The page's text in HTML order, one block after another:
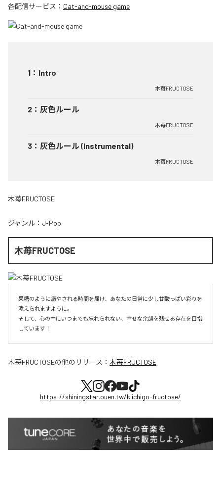
各配信サービス： Cat-and-mouse game
1 ： Intro
木苺FRUCTOSE
2 ： 灰色ルール
木苺FRUCTOSE
3 ： 灰色ルール (Instrumental)
木苺FRUCTOSE
木苺FRUCTOSE
ジャンル： J-Pop
木苺FRUCTOSE
果糖のように癒やされる時間を届け、あなたの日常に少し甘酸っぱい彩りを
添えられますように。
そして、心の中にいつまでも忘れられない、幸せな余韻を残せる存在を目指
しています！
木苺FRUCTOSEの他のリリース： 木苺FRUCTOSE
https://shiningstar.ouen.tw/kiichigo-fructose/